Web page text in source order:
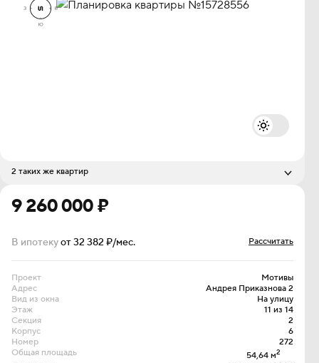
9 320 000 ₽
9 940 000 ₽
2 таких же квартир
9 260 000 ₽
В ипотекуот 32 382 ₽/мес. Рассчитать
Проект
Мотивы
Адрес
Андрея Приказнова 2
Вид из окна
На улицу
Этаж
11 из 14
Секция
2
Корпус
6
Номер
272
Общая площадь
54,64 м2